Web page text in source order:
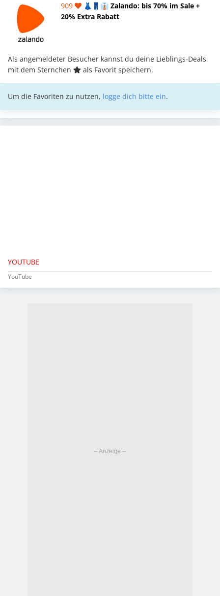
909
👗👖👔 Zalando: bis 70% im Sale +
20% Extra Rabatt
Als angemeldeter Besucher kannst du deine Lieblings-Deals
mit dem Sternchen
als Favorit speichern.
Um die Favoriten zu nutzen, logge dich bitte ein.
YOUTUBE
YouTube